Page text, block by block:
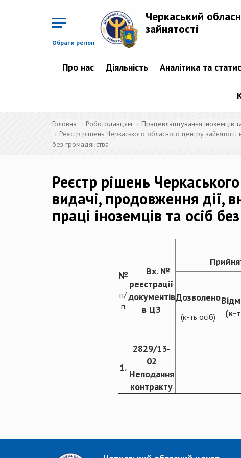
Обрати регіон
Черкаський
зайнятості
Про нас Діяльність Аналітика та
Головна Роботодавцям Працевлаштування іноземців
Реєстр рішень Черкаського обласного центру
без громадянства
Реєстр рішень
видачі, продовження дії,
праці іноземців та осіб
№
п/
п
Вх. №
реєстрації
документів
в ЦЗ
Дозволено
(к-ть осіб)
(к-
1.
2829/13-
02
Неподання
контракту